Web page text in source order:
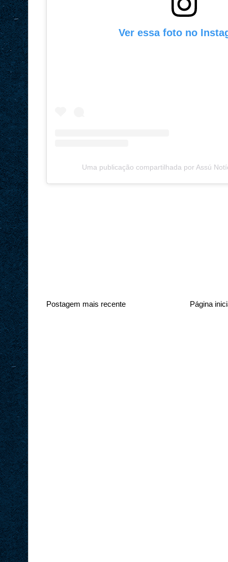
Ver essa foto no
Uma publicação compartilhada por Assú
Postagem mais recente Página